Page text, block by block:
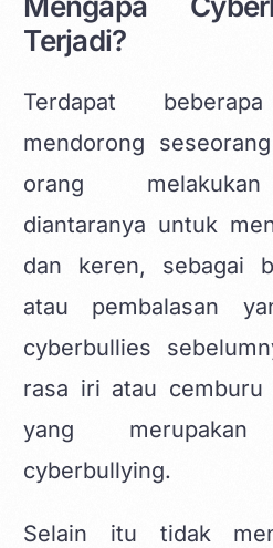
Terjadi?
Terdapat
mendorong
orang
diantaranya untuk
dan keren, sebagai
atau pembalasan
cyberbullies
rasa iri atau cemburu
yang
cyberbullying.
Selain itu tidak